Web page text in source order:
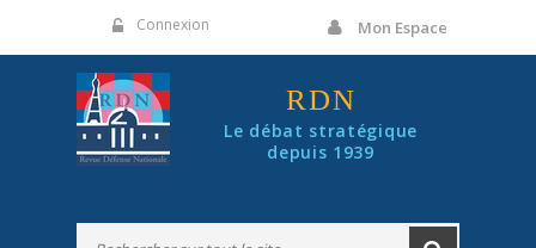
Connexion Mon Espace
RDN
Le débat stratégique
depuis 1939